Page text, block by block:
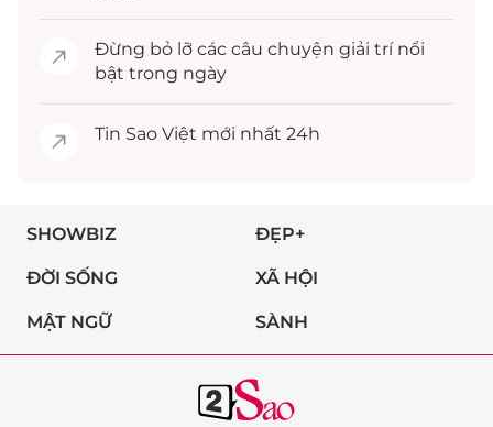
Đừng bỏ lỡ các câu chuyện giải trínổi
bật trong ngày
Tin Sao Việt mới nhất 24h
SHOWBIZ ĐẸP+
ĐỜI SỐNG XÃ HỘI
MẬT NGỮ SÀNH